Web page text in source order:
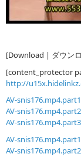
[Download | ダウン
[content_protector
http://
AV-
AV-
AV-
AV-
AV-